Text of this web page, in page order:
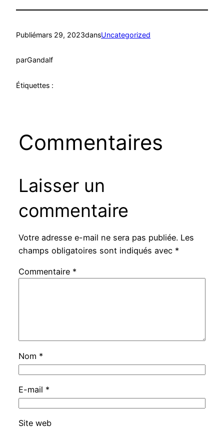
Publiémars 29, 2023dansUncategorized
parGandalf
Étiquettes :
Commentaires
Laisser un
commentaire
Votre adresse e-mail ne sera pas publiée. Les
champs obligatoires sont indiqués avec *
Commentaire *
Nom *
E-mail *
Site web